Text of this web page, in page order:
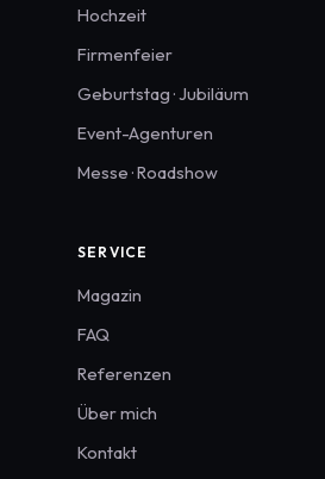
Hochzeit
Firmenfeier
Geburtstag · Jubiläum
Event-Agenturen
Messe · Roadshow
SERVICE
Magazin
FAQ
Referenzen
Über mich
Kontakt